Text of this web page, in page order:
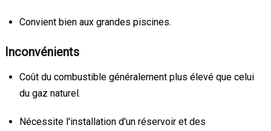
Convient bien aux grandes piscines.
Inconvénients
Coût du combustible généralement plus élevé que celui
du gaz naturel.
Nécessite l'installation d'un réservoir et des